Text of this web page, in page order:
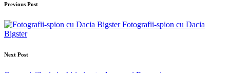
Post
navigation
Previous Post
Fotografii-spion cu Dacia
Bigster
Next Post